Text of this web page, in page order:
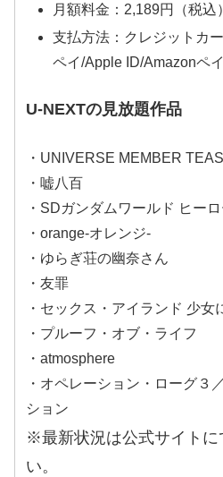
月額料金：2,189円（税込）
支払方法：クレジットカ
ペイ/Apple ID/Amazonペ
U-NEXTの見放題作品
・UNIVERSE MEMBER
・嘘八百
・SDガンダムワールド ヒー
・orange-オレンジ-
・ゆらぎ荘の幽奈さん
・友罪
・セックス・アイランド 少女
・プルーフ・オブ・ライフ
・atmosphere
・オペレーション・ローグ３
ション
※最新状況は公式サイトに
い。